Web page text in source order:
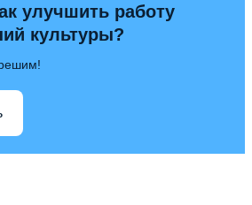
улучшить работу
культуры?